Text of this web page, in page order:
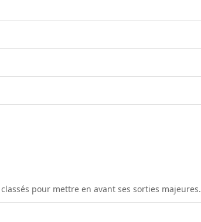
classés pour mettre en avant ses sorties majeures.